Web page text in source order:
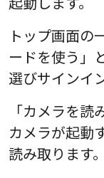
トップ画面の
ードを使う」
選びサインイ
「カメラを
カメラが起動
読み取ります。